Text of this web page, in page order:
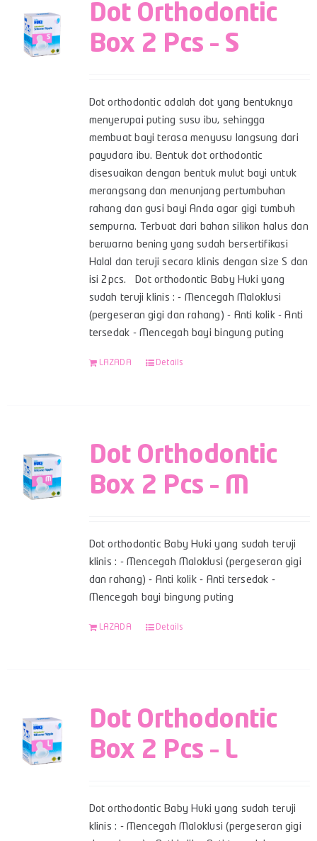
Dot Orthodontic
Box 2 Pcs – S
Dot orthodontic adalah dot yang bentuknya
menyerupai puting susu ibu, sehingga
membuat bayi terasa menyusu langsung dari
payudara ibu. Bentuk dot orthodontic
disesuaikan dengan bentuk mulut bayi untuk
merangsang dan menunjang pertumbuhan
rahang dan gusi bayi Anda agar gigi tumbuh
sempurna. Terbuat dari bahan silikon halus dan
berwarna bening yang sudah bersertifikasi
Halal dan teruji secara klinis dengan size S dan
isi 2pcs. Dot orthodontic Baby Huki yang
sudah teruji klinis : - Mencegah Maloklusi
(pergeseran gigi dan rahang) - Anti kolik - Anti
tersedak - Mencegah bayi bingung puting
LAZADA Details
Dot Orthodontic
Box 2 Pcs – M
Dot orthodontic Baby Huki yang sudah teruji
klinis : - Mencegah Maloklusi (pergeseran gigi
dan rahang) - Anti kolik - Anti tersedak -
Mencegah bayi bingung puting
LAZADA Details
Dot Orthodontic
Box 2 Pcs – L
Dot orthodontic Baby Huki yang sudah teruji
klinis : - Mencegah Maloklusi (pergeseran gigi